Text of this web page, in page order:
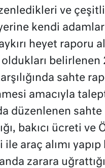
ve
kendi
heyet raporu
oldukları belirlenen
sahte
amacıyla
düzenlenen
bakıcı ücreti ve
araç alımı yapıp
zarara